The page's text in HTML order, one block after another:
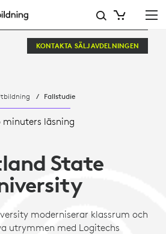
KONTAKTA SÄLJAVDELNINGEN
Fallstudie
minuters läsning
State
moderniserar klassrum och
utrymmen med Logitechs